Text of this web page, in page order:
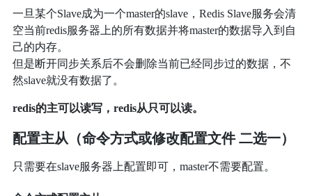
一旦某个Slave成为一个master的slave，Redis Slave服务会清
空当前redis服务器上的所有数据并将master的数据导入到自
己的内存。
但是断开同步关系后不会删除当前已经同步过的数据，不
然slave就没有数据了。
redis的主可以读写，redis从只可以读。
配置主从（命令方式或修改配置文件 二选一）
只需要在slave服务器上配置即可，master不需要配置。